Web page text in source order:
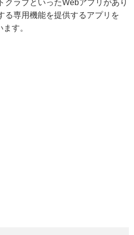
クラブといったWebアプリがあり
る専用機能を提供するアプリを
す。